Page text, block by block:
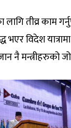
तीव्र काम
विदेश
नै मन्त्रीहरुको